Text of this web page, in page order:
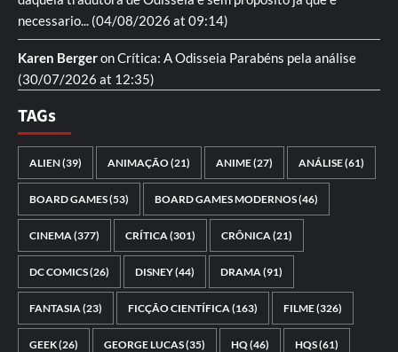
necessario... (04/08/2026 at 09:14)
Karen BergeronCrítica: A Odisseia Parabéns pela análise
(30/07/2026 at 12:35)
TAGs
ALIEN(39) ANIMAÇÃO(21) ANIME(27) ANÁLISE(61)
BOARD GAMES(53) BOARD GAMES MODERNOS(46)
CINEMA(377) CRÍTICA(301) CRÔNICA(21)
DC COMICS(26) DISNEY(44) DRAMA(91)
FANTASIA(23) FICÇÃO CIENTÍFICA(163) FILME(326)
GEEK(26) GEORGE LUCAS(35) HQ(46) HQS(61)